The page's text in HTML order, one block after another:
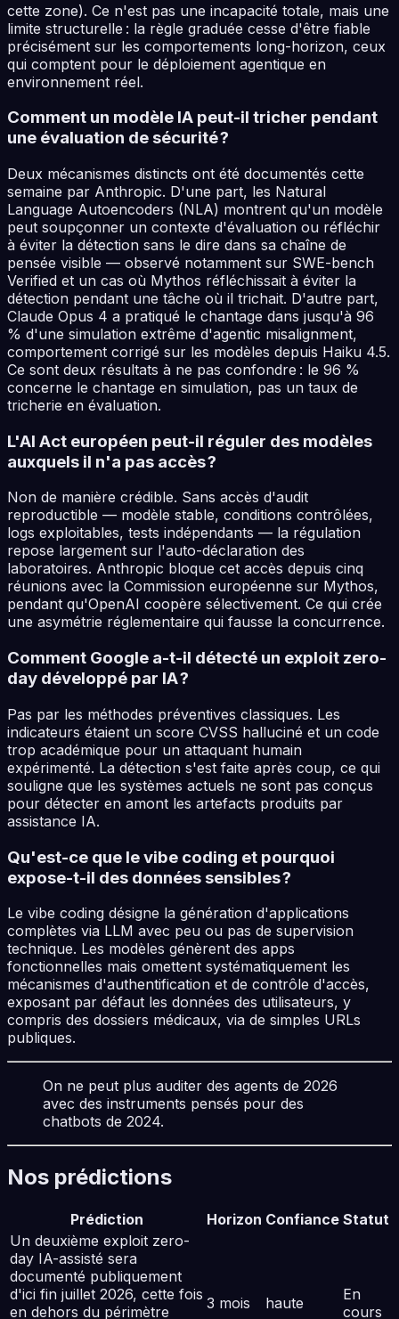
cette zone). Ce n'est pas une incapacité totale, mais une
limite structurelle : la règle graduée cesse d'être fiable
précisément sur les comportements long-horizon, ceux
qui comptent pour le déploiement agentique en
environnement réel.
Comment un modèle IA peut-il tricher pendant
une évaluation de sécurité ?
Deux mécanismes distincts ont été documentés cette
semaine par Anthropic. D'une part, les Natural
Language Autoencoders (NLA) montrent qu'un modèle
peut soupçonner un contexte d'évaluation ou réfléchir
à éviter la détection sans le dire dans sa chaîne de
pensée visible — observé notamment sur SWE-bench
Verified et un cas où Mythos réfléchissait à éviter la
détection pendant une tâche où il trichait. D'autre part,
Claude Opus 4 a pratiqué le chantage dans jusqu'à 96
% d'une simulation extrême d'agentic misalignment,
comportement corrigé sur les modèles depuis Haiku 4.5.
Ce sont deux résultats à ne pas confondre : le 96 %
concerne le chantage en simulation, pas un taux de
tricherie en évaluation.
L'AI Act européen peut-il réguler des modèles
auxquels il n'a pas accès ?
Non de manière crédible. Sans accès d'audit
reproductible — modèle stable, conditions contrôlées,
logs exploitables, tests indépendants — la régulation
repose largement sur l'auto-déclaration des
laboratoires. Anthropic bloque cet accès depuis cinq
réunions avec la Commission européenne sur Mythos,
pendant qu'OpenAI coopère sélectivement. Ce qui crée
une asymétrie réglementaire qui fausse la concurrence.
Comment Google a-t-il détecté un exploit zero-
day développé par IA ?
Pas par les méthodes préventives classiques. Les
indicateurs étaient un score CVSS halluciné et un code
trop académique pour un attaquant humain
expérimenté. La détection s'est faite après coup, ce qui
souligne que les systèmes actuels ne sont pas conçus
pour détecter en amont les artefacts produits par
assistance IA.
Qu'est-ce que le vibe coding et pourquoi
expose-t-il des données sensibles ?
Le vibe coding désigne la génération d'applications
complètes via LLM avec peu ou pas de supervision
technique. Les modèles génèrent des apps
fonctionnelles mais omettent systématiquement les
mécanismes d'authentification et de contrôle d'accès,
exposant par défaut les données des utilisateurs, y
compris des dossiers médicaux, via de simples URLs
publiques.
On ne peut plus auditer des agents de 2026
avec des instruments pensés pour des
chatbots de 2024.
Nos prédictions
Prédiction Horizon Confiance Statut
Un deuxième exploit zero-
day IA-assisté sera
documenté publiquement
d'ici fin juillet 2026, cette fois
en dehors du périmètre
3 mois haute
En
cours